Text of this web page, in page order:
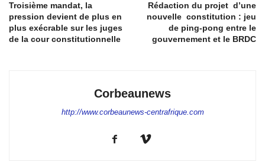
Troisième mandat, la
pression devient de plus en
plus exécrable sur les juges
de la cour constitutionnelle
Rédaction du projet d’une
nouvelle constitution : jeu
de ping-pong entre le
gouvernement et le BRDC
Corbeaunews
http://www.corbeaunews-centrafrique.com